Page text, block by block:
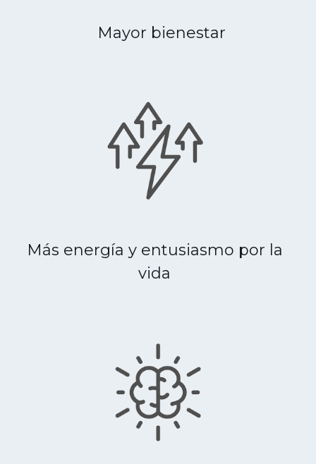
Mayor bienestar
Más energía y entusiasmo por la
vida